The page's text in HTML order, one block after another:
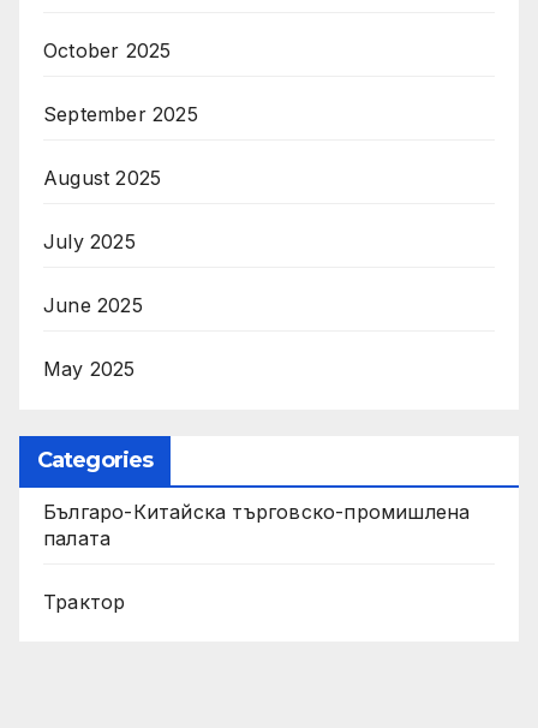
October 2025
September 2025
August 2025
July 2025
June 2025
May 2025
Categories
Българо-Китайска търговско-промишлена
палата
Трактор